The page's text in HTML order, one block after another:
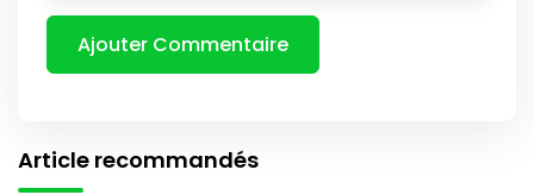
Article recommandés